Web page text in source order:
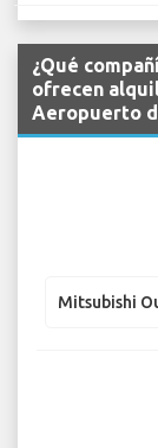
¿Qué
ofrecen
Aeropuerto
Mitsubishi